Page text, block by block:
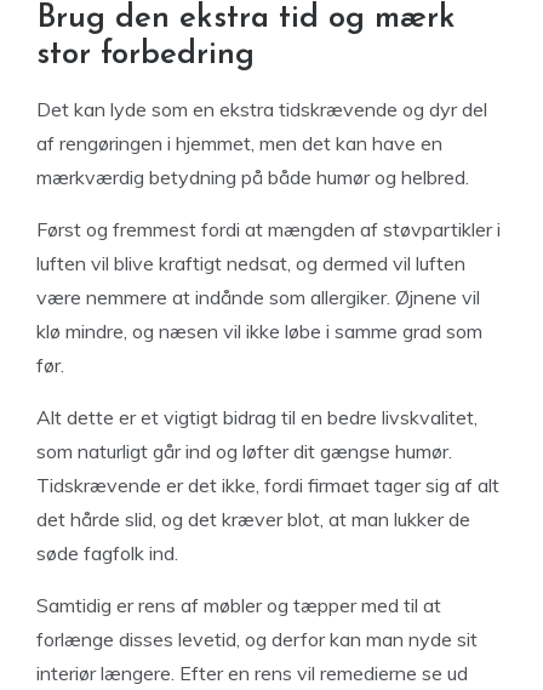
Brug den ekstra tid og mærk
stor forbedring
Det kan lyde som en ekstra tidskrævende og dyr del
af rengøringen i hjemmet, men det kan have en
mærkværdig betydning på både humør og helbred.
Først og fremmest fordi at mængden af støvpartikler i
luften vil blive kraftigt nedsat, og dermed vil luften
være nemmere at indånde som allergiker. Øjnene vil
klø mindre, og næsen vil ikke løbe i samme grad som
før.
Alt dette er et vigtigt bidrag til en bedre livskvalitet,
som naturligt går ind og løfter dit gængse humør.
Tidskrævende er det ikke, fordi firmaet tager sig af alt
det hårde slid, og det kræver blot, at man lukker de
søde fagfolk ind.
Samtidig er rens af møbler og tæpper med til at
forlænge disses levetid, og derfor kan man nyde sit
interiør længere. Efter en rens vil remedierne se ud